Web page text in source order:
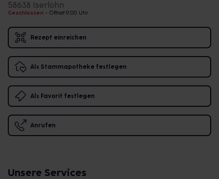
58638 Iserlohn
Geschlossen • Öffnet 9:00 Uhr
Rezept einreichen
Als Stammapotheke festlegen
Als Favorit festlegen
Anrufen
Unsere Services